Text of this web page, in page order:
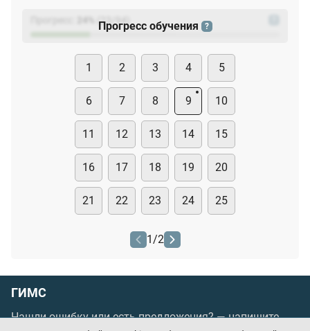
(23
Прогресс обучения ?
1 2 3 4 5
6 7 8 9 10
11 12 13 14 15
16 17 18 19 20
21 22 23 24 25
1 /2
ГИМС
Нашли ошибку или есть предложения? —напишите